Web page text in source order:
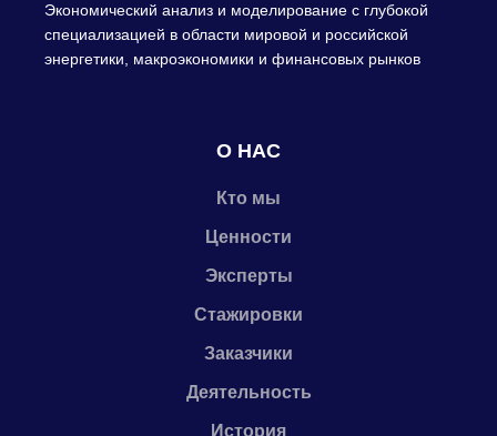
Экономический анализ и моделирование с глубокой
специализацией в области мировой и российской
энергетики, макроэкономики и финансовых рынков
О НАС
Кто мы
Ценности
Эксперты
Стажировки
Заказчики
Деятельность
История